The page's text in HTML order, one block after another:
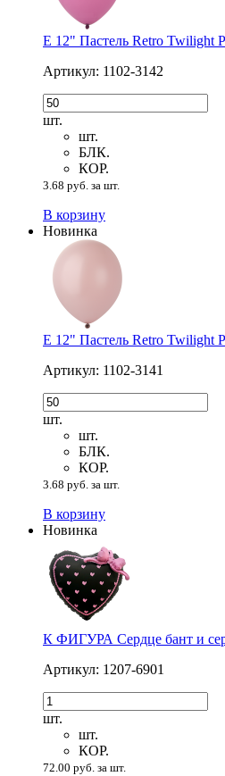
Е 12" Пастель Retro Twilight
Артикул: 1102-3142
шт.
шт.
БЛК.
КОР.
3.68 руб. за шт.
В корзину
Новинка
Е 12" Пастель Retro Twilight
Артикул: 1102-3141
шт.
шт.
БЛК.
КОР.
3.68 руб. за шт.
В корзину
Новинка
К ФИГУРА Сердце бант и
Артикул: 1207-6901
шт.
шт.
КОР.
72.00 руб. за шт.